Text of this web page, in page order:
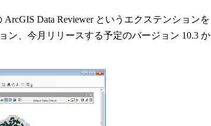
Data Reviewer というエクステンションを
ン、今月リリースする予定のバージョン 10.3 か